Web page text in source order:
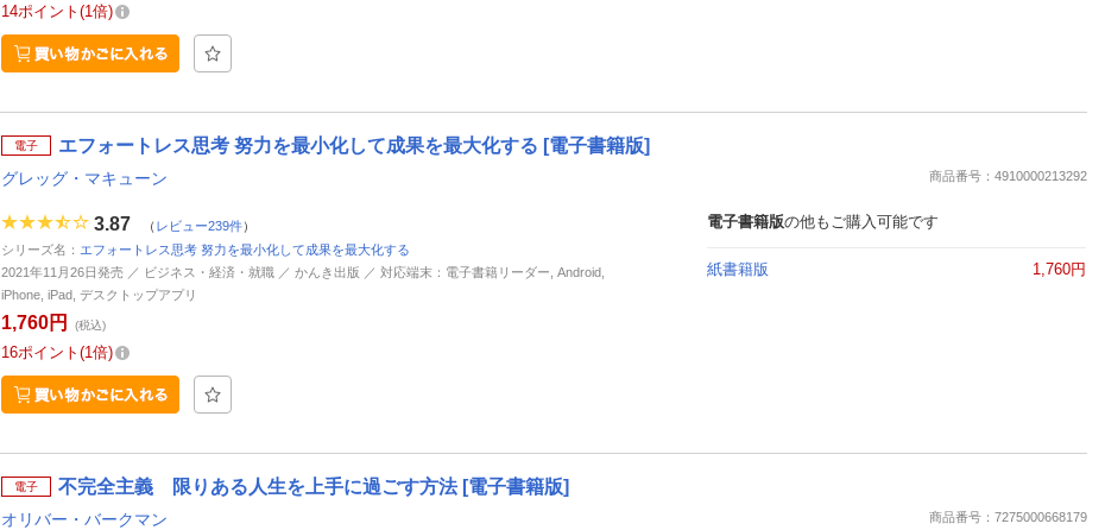
14ポイント 1倍
電子 エフォートレス思考 努力を最小化して成果を最大化する [電子書籍版]
グレッグ・マキューン 商品番号：4910000213292
3.87 （ レビュー239件）
シリーズ名： エフォートレス思考 努力を最小化して成果を最大化する
2021年11月26日発売 ／ ビジネス・経済・就職 ／ かんき出版 ／ 対応端末：電子書籍リーダー, Android,
iPhone, iPad, デスクトップアプリ
1,760円 (税込)
16ポイント 1倍
電子書籍版の他もご購入可能です
紙書籍版 1,760円
電子 不完全主義 限りある人生を上手に過ごす方法 [電子書籍版]
オリバー・バークマン 商品番号：7275000668179